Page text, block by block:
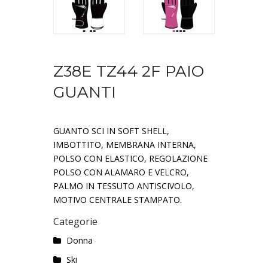
Z38E TZ44 2F PAIO
GUANTI
GUANTO SCI IN SOFT SHELL,
IMBOTTITO, MEMBRANA INTERNA,
POLSO CON ELASTICO, REGOLAZIONE
POLSO CON ALAMARO E VELCRO,
PALMO IN TESSUTO ANTISCIVOLO,
MOTIVO CENTRALE STAMPATO.
Categorie
Donna
Ski